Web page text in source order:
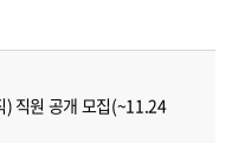
직원 공개 모집(~11.24